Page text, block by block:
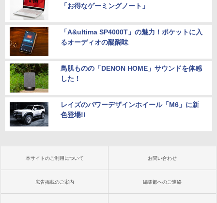
「お得なゲーミングノート」
「A&ultima SP4000T」の魅力！ポケットに入
るオーディオの醍醐味
鳥肌ものの「DENON HOME」サウンドを体感
した！
レイズのパワーデザインホイール「M6」に新
色登場!!
本サイトのご利用について お問い合わせ
広告掲載のご案内 編集部へのご連絡